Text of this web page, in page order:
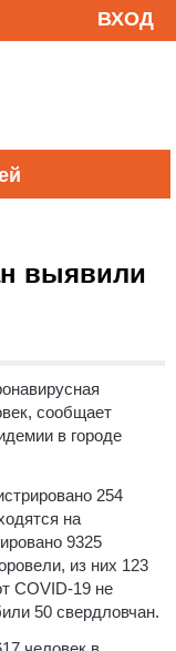
ВХОД
выявили
сообщает
в городе
254
на
9325
из них 123
COVID-19 не
50 свердловчан.